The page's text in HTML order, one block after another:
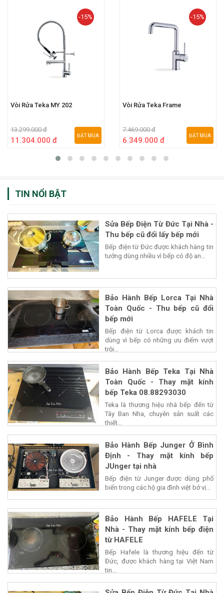
-15%
Vòi Rửa Teka MY 202
13.299.000 đ
11.304.000 đ
ĐẶT MUA
-15%
Vòi Rửa Teka Frame
7.469.000 đ
6.349.000 đ
ĐẶT MUA
TIN NỔI BẬT
Sửa Bếp Điện Từ Đức Tại Nhà -
Thu bếp cũ đổi lấy bếp mới
Bếp điện từ Đức được khách hàng tin
tưởng dùng nhiều vì bếp có độ an...
Bảo Hành Bếp Lorca Tại Nhà
Toàn Quốc - Thu bếp cũ đổi
bếp mới
Bếp điện từ Lorca được khách tin
dùng vì bếp có những ưu điểm vượt
trội...
Bảo Hành Bếp Teka Tại Nhà
Toàn Quốc - Thay mặt kính
bếp Teka 08.88293030
Teka là thương hiệu nhà bếp đến từ
Tây Ban Nha, chuyên sản suất các
thiết...
Bảo Hành Bếp Junger Ở Bình
Định - Thay mặt kính bếp
JUnger tại nhà
Bếp điện từ Junger được dùng phổ
biến trong các hộ gia đình việt bở vị...
Bảo Hành Bếp HAFELE Tại
Nhà - Thay mặt kính bếp điện
từ HAFELE
Bếp Hafele là thương hiệu đến từ
Đức, được khách hàng tại Việt Nam
tin...